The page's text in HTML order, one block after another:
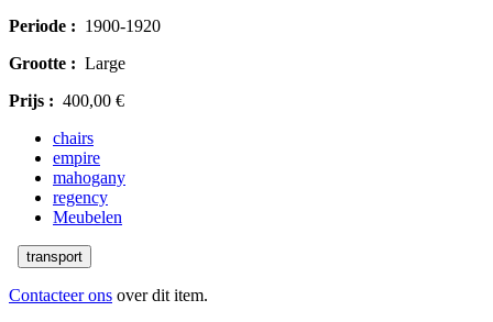
Periode : 1900-1920
Grootte : Large
Prijs : 400,00 €
chairs
empire
mahogany
regency
Meubelen
transport
Contacteer ons over dit item.